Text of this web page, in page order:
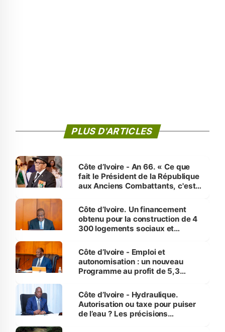
PLUS D'ARTICLES
Côte d’Ivoire - An 66. « Ce que
fait le Président de la République
aux Anciens Combattants, c'est
Côte d’Ivoire. Un financement
obtenu pour la construction de 4
300 logements sociaux et
et Yamoussoukro
Côte d’Ivoire - Emploi et
autonomisation : un nouveau
Programme au profit de 5,3
Côte d’Ivoire - Hydraulique.
Autorisation ou taxe pour puiser
de l’eau ? Les précisions